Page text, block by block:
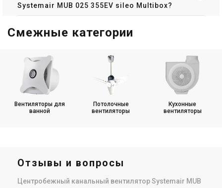
Systemair MUB 025 355EV sileo Multibox?
Смежные категории
Вентиляторы для
ванной
Потолочные
вентиляторы
Кухонные
вентиляторы
Отзывы и вопросы
Центробежный канальный вентилятор Systemair MUB